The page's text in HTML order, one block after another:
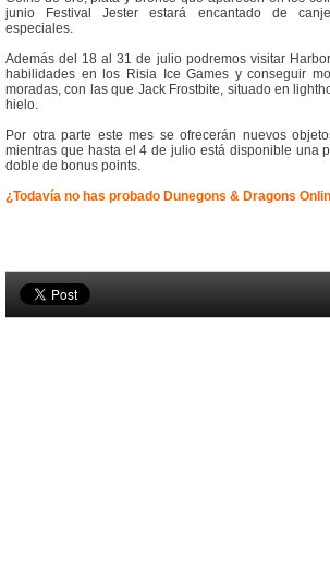
junio Festival Jester estará encantado de
especiales.
Además del 18 al 31 de julio podremos visitar
habilidades en los Risia Ice Games y conseguir
moradas, con las que Jack Frostbite, situado en
hielo.
Por otra parte este mes se ofrecerán nuevos
mientras que hasta el 4 de julio está disponible una
doble de bonus points.
¿Todavía no has probado Dunegons & Dragons